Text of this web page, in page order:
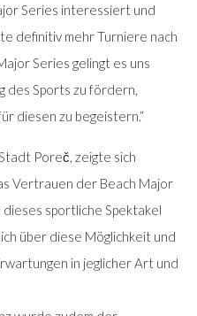
Series interessiert und
definitiv mehr Turniere nach
Series gelingt es uns
des Sports zu fördern,
diesen zu begeistern.“
Poreč, zeigte sich
Vertrauen der Beach Major
sportliche Spektakel
über diese Möglichkeit und
in jeglicher Art und